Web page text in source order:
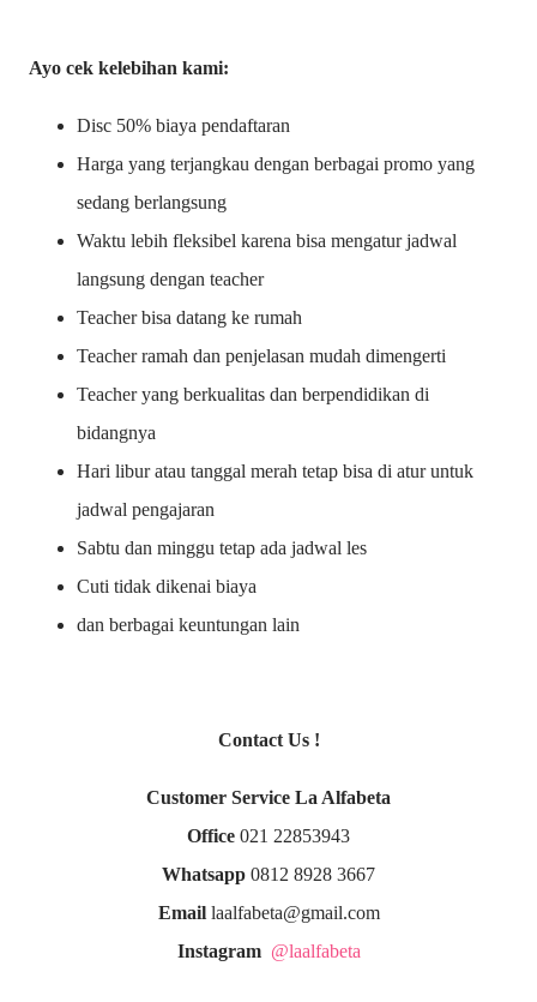
Ayo cek kelebihan kami:
Disc 50% biaya pendaftaran
Harga yang terjangkau dengan berbagai promo yang
sedang berlangsung
Waktu lebih fleksibel karena bisa mengatur jadwal
langsung dengan teacher
Teacher bisa datang ke rumah
Teacher ramah dan penjelasan mudah dimengerti
Teacher yang berkualitas dan berpendidikan di
bidangnya
Hari libur atau tanggal merah tetap bisa di atur untuk
jadwal pengajaran
Sabtu dan minggu tetap ada jadwal les
Cuti tidak dikenai biaya
dan berbagai keuntungan lain
Contact Us !
Customer Service La Alfabeta
Office 021 22853943
Whatsapp 0812 8928 3667
Emaillaalfabeta@gmail.com
Instagram @laalfabeta